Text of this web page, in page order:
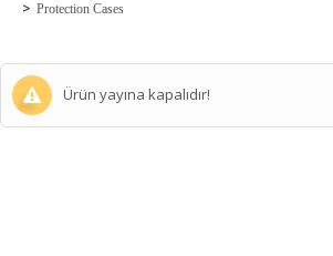
Protection Cases
Ürün yayına kapalıdır!